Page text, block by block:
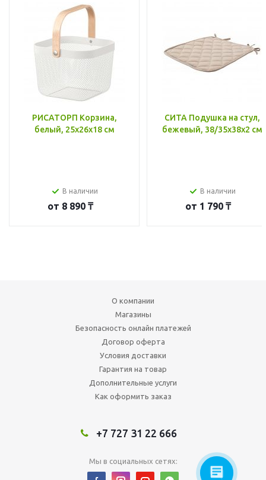
РИСАТОРП Корзина,
белый, 25x26x18 см
В наличии
от 8 890 ₸
СИТА Подушка на стул,
бежевый, 38/35x38x2 см
В наличии
от 1 790 ₸
О компании
Магазины
Безопасность онлайн платежей
Договор оферта
Условия доставки
Гарантия на товар
Дополнительные услуги
Как оформить заказ
+7 727 31 22 666
Мы в социальных сетях: